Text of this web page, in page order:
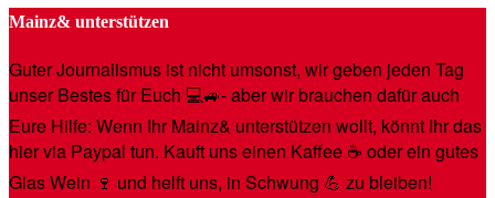
Mainz& unterstützen
Guter Journalismus ist nicht umsonst, wir geben jeden Tag
unser Bestes für Euch 💻🚙- aber wir brauchen dafür auch
Eure Hilfe: Wenn Ihr Mainz& unterstützen wollt, könnt Ihr das
hier via Paypal tun. Kauft uns einen Kaffee ☕️ oder ein gutes
Glas Wein 🍷 und helft uns, in Schwung 💪 zu bleiben!